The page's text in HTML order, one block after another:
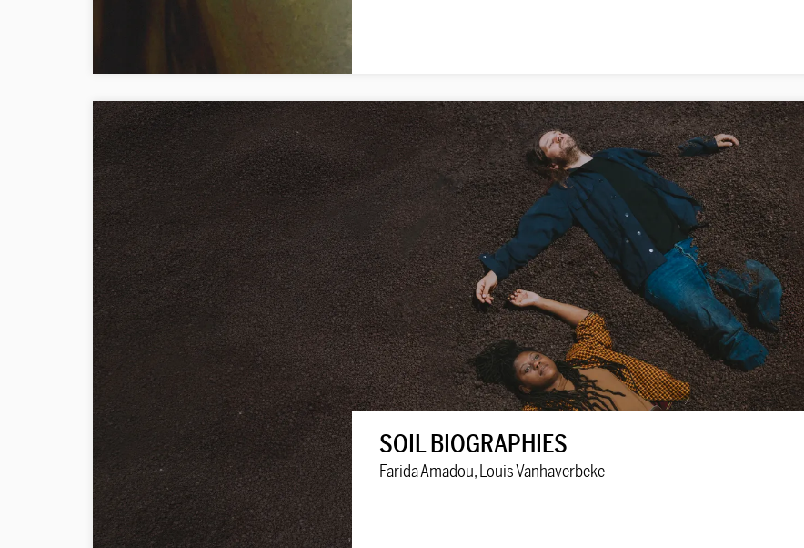
SOIL BIOGRAPHIES
Farida Amadou, Louis Vanhaverbeke